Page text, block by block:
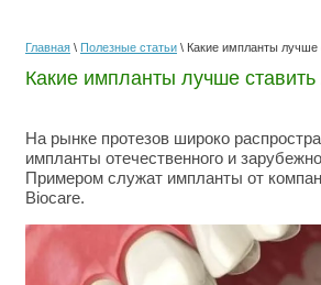
Главная \ Полезные статьи \ Какие импланты лучше
Какие импланты лучше ставить
На рынке протезов широко
импланты отечественного и
Примером служат импланты от
Biocare.